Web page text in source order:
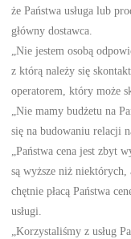
że Państwa usługa lub
główny dostawca.
„Nie jestem osobą
z którą należy się
operatorem, który może
„Nie mamy budżetu na
się na budowaniu relacji
„Państwa cena jest zbyt
są wyższe niż
chętnie płacą Państwa
usługi.
„Korzystaliśmy z usług